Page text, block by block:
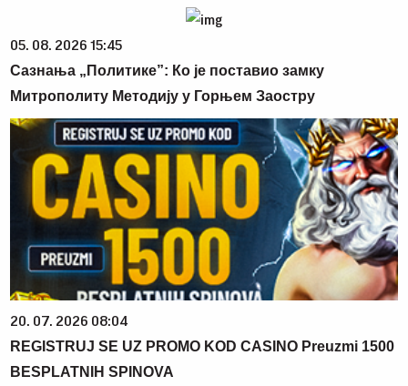
05. 08. 2026 15:45
Сазнања „Политике”: Ко је поставио замку
Митрополиту Методију у Горњем Заостру
20. 07. 2026 08:04
REGISTRUJ SE UZ PROMO KOD CASINO Preuzmi 1500
BESPLATNIH SPINOVA